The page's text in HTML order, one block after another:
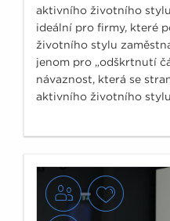
aktivního životního
ideální pro firmy, které
životního stylu
jenom pro „odškrtnutí
návaznost, která se
aktivního životního